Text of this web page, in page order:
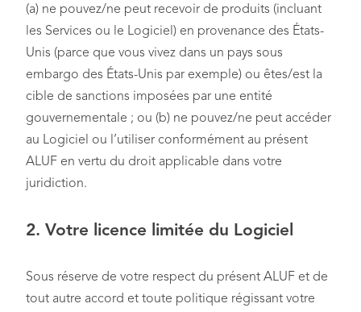
(a) ne pouvez/ne peut recevoir de produits (incluant
les Services ou le Logiciel) en provenance des États-
Unis (parce que vous vivez dans un pays sous
embargo des États-Unis par exemple) ou êtes/est la
cible de sanctions imposées par une entité
gouvernementale ; ou (b) ne pouvez/ne peut accéder
au Logiciel ou l’utiliser conformément au présent
ALUF en vertu du droit applicable dans votre
juridiction.
2. Votre licence limitée du Logiciel
Sous réserve de votre respect du présent ALUF et de
tout autre accord et toute politique régissant votre